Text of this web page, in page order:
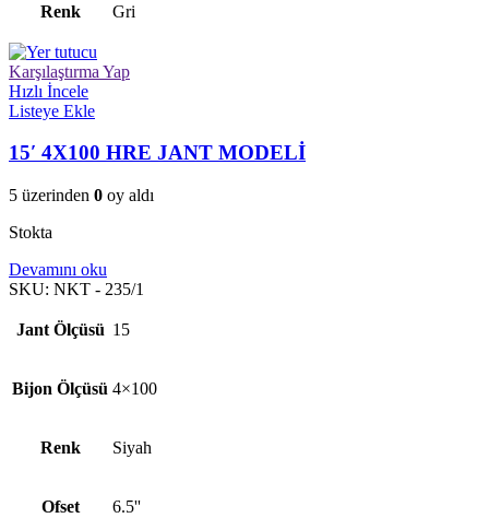
Renk Gri
Karşılaştırma Yap
Hızlı İncele
Listeye Ekle
15′ 4X100 HRE JANT MODELİ
5 üzerinden 0 oy aldı
Stokta
Devamını oku
SKU: NKT - 235/1
Jant Ölçüsü 15
Bijon Ölçüsü 4×100
Renk Siyah
Ofset 6.5''